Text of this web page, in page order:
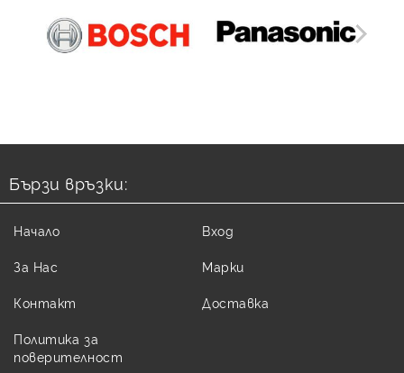
Бързи връзки:
Начало
За Нас
Контакт
Политика за
поверителност
Вход
Марки
Доставка